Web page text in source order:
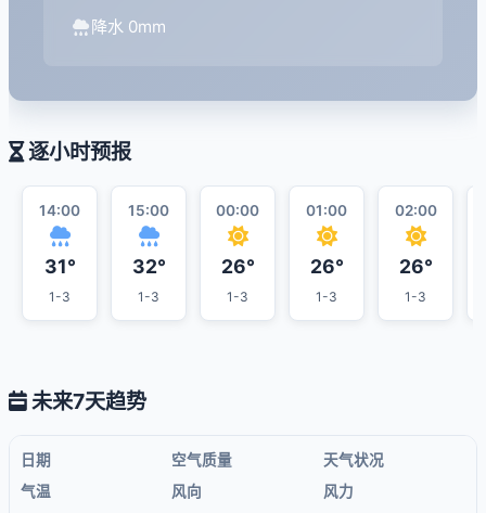
降水 0mm
逐小时预报
14:00
31°
1-3
15:00
32°
1-3
00:00
26°
1-3
01:00
26°
1-3
02:00
26°
1-3
未来7天趋势
日期 空气质量
天气状况
气温
风向 风力